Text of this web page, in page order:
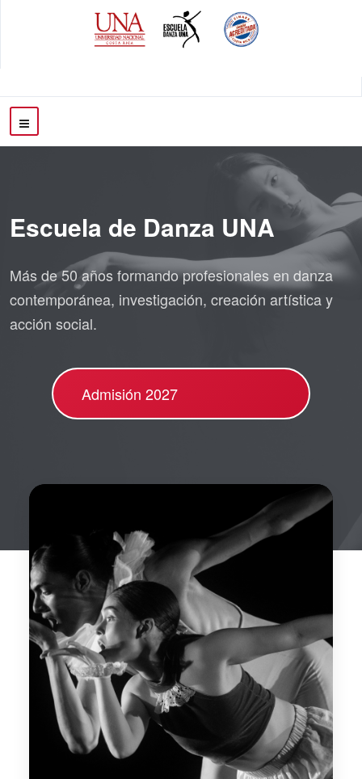
Escuela de Danza UNA
Más de 50 años formando profesionales en danza
contemporánea, investigación, creación artística y
acción social.
Admisión 2027